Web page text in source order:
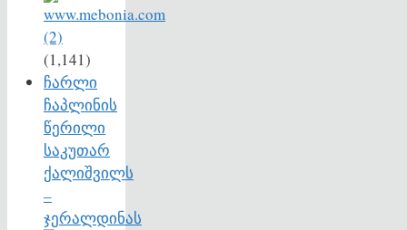
(1,141)
ჩარლი
ჩაპლინის
წერილი
საკუთარ
ქალიშვილს
–
ჯერალდინას